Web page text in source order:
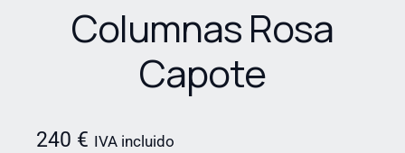
Columnas Rosa
Capote
240 € IVA incluido